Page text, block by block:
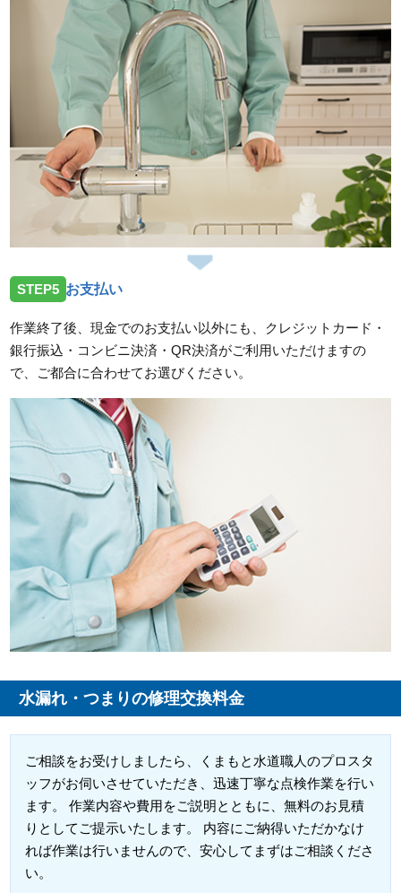
STEP5 お支払い
作業終了後、現金でのお支払い以外にも、クレジットカード・
銀行振込・コンビニ決済・QR決済がご利用いただけますの
で、ご都合に合わせてお選びください。
水漏れ・つまりの修理交換料金
ご相談をお受けしましたら、くまもと水道職人のプロスタ
ッフがお伺いさせていただき、迅速丁寧な点検作業を行い
ます。 作業内容や費用をご説明とともに、無料のお見積
りとしてご提示いたします。 内容にご納得いただかなけ
れば作業は行いませんので、安心してまずはご相談くださ
い。